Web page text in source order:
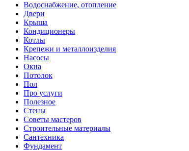
Водоснабжение, отопление
Двери
Крыша
Кондиционеры
Котлы
Крепежи и металлоизделия
Насосы
Окна
Потолок
Пол
Про услуги
Полезное
Стены
Советы мастеров
Строительные материалы
Сантехника
Фундамент